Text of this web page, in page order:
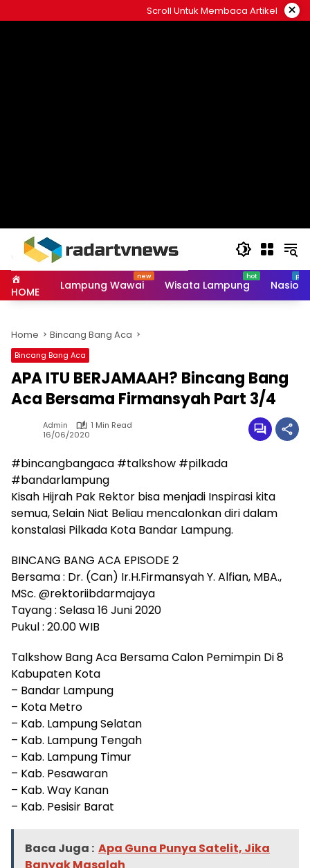
to
Scroll Untuk Membaca Artikel ×
HOME Lampung Wawai Wisata Lampung
Home Bincang Bang Aca
Bincang Bang Aca
APA ITU BERJAMAAH? Bincang Bang
Aca Bersama Firmansyah Part 3/4
Admin
1 Min Read
16/06/2020
#bincangbangaca #talkshow #pilkada
#bandarlampung
Kisah Hijrah Pak Rektor bisa menjadi Inspirasi kita
semua, Selain Niat Beliau mencalonkan diri dalam
konstalasi Pilkada Kota Bandar Lampung.
BINCANG BANG ACA EPISODE 2
Bersama : Dr. (Can) Ir.H.Firmansyah Y. Alfian, MBA.,
MSc. @rektoriibdarmajaya
Tayang : Selasa 16 Juni 2020
Pukul : 20.00 WIB
Talkshow Bang Aca Bersama Calon Pemimpin Di 8
Kabupaten Kota
– Bandar Lampung
– Kota Metro
– Kab. Lampung Selatan
– Kab. Lampung Tengah
– Kab. Lampung Timur
– Kab. Pesawaran
– Kab. Way Kanan
– Kab. Pesisir Barat
Baca Juga : Apa Guna Punya Satelit, Jika